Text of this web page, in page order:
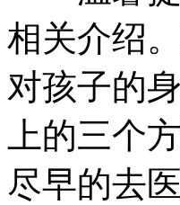
相关介绍
对孩子的
上的三个
尽早的去